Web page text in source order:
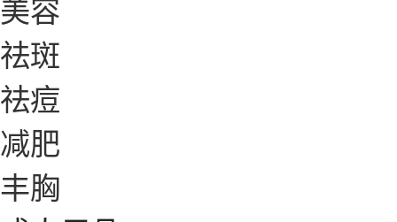
美容
祛斑
祛痘
减肥
丰胸